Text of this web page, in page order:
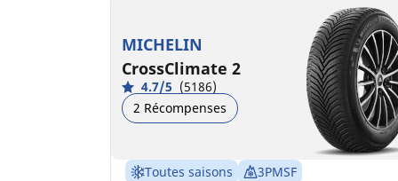
MICHELIN
CrossClimate 2
4.7/5 (5186)
2 Récompenses
Toutes saisons
3PMSF